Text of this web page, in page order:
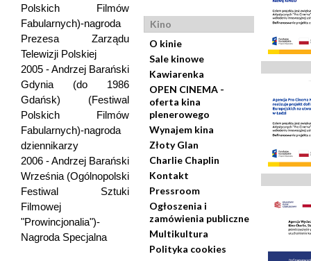
Polskich Filmów
Fabularnych)-nagroda
Prezesa Zarządu
Telewizji Polskiej
2005 - Andrzej Barański
Gdynia (do 1986
Gdańsk) (Festiwal
Polskich Filmów
Fabularnych)-nagroda
dziennikarzy
2006 - Andrzej Barański
Września (Ogólnopolski
Festiwal Sztuki
Filmowej
"Prowincjonalia")-
Nagroda Specjalna
Kino
O kinie
Sale kinowe
Kawiarenka
OPEN CINEMA -
oferta kina
plenerowego
Wynajem kina
Złoty Glan
Charlie Chaplin
Kontakt
Pressroom
Ogłoszenia i
zamówienia publiczne
Multikultura
Polityka cookies